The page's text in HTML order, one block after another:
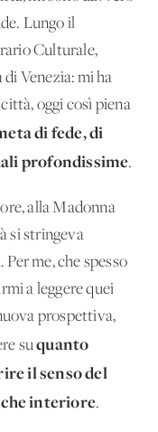
Lungo il
Culturale,
Venezia: mi ha
oggi così piena
di fede, di
profondissime.
alla Madonna
si stringeva
me, che spesso
a leggere quei
prospettiva,
suquanto
il senso del
interiore.